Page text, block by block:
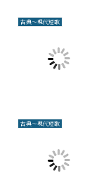
古典～現代短歌
古典～現代短歌